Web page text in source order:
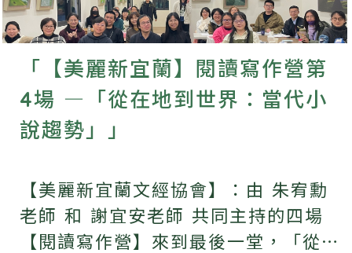
「【美麗新宜蘭】閱讀寫作營第
4場 —「從在地到世界：當代小
說趨勢」」
【美麗新宜蘭文經協會】：由 朱宥勳
老師 和 謝宜安老師 共同主持的四場
【閱讀寫作營】來到最後一堂，「從在